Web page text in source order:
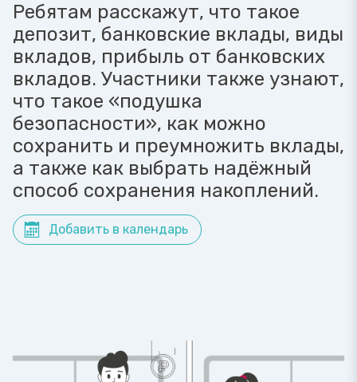
Ребятам расскажут, что такое
депозит, банковские вклады, виды
вкладов, прибыль от банковских
вкладов. Участники также узнают,
что такое «подушка
безопасности», как можно
сохранить и преумножить вклады,
а также как выбрать надёжный
способ сохранения накоплений.
Добавить в календарь